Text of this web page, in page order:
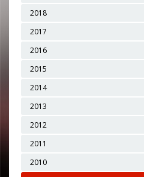
2018
2017
2016
2015
2014
2013
2012
2011
2010